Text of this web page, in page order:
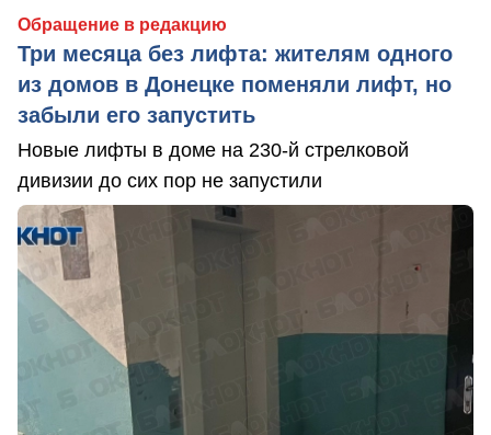
Обращение в редакцию
Три месяца без лифта: жителям одного
из домов в Донецке поменяли лифт, но
забыли его запустить
Новые лифты в доме на 230-й стрелковой
дивизии до сих пор не запустили